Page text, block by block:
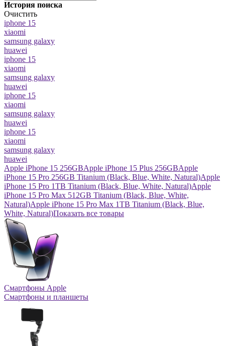
История поиска
Очистить
iphone 15
xiaomi
samsung galaxy
huawei
iphone 15
xiaomi
samsung galaxy
huawei
iphone 15
xiaomi
samsung galaxy
huawei
iphone 15
xiaomi
samsung galaxy
huawei
Apple iPhone 15 256GBApple iPhone 15 Plus 256GBApple
iPhone 15 Pro 256GB Titanium (Black, Blue, White, Natural)Apple
iPhone 15 Pro 1TB Titanium (Black, Blue, White, Natural)Apple
iPhone 15 Pro Max 512GB Titanium (Black, Blue, White,
Natural)Apple iPhone 15 Pro Max 1TB Titanium (Black, Blue,
White, Natural)Показать все товары
Смартфоны Apple
Смартфоны и планшеты